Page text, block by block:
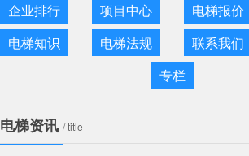
企业排行 项目中心 电梯报价
电梯知识
电梯法规 联系我们
专栏
电梯资讯 / title